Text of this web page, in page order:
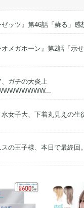
ゼッツ』第46話「蘇る」感
オメガホーン』第2話「示
、ガチの大炎上
水女子大、下着丸見えの生
スの王子様、本日で最終回